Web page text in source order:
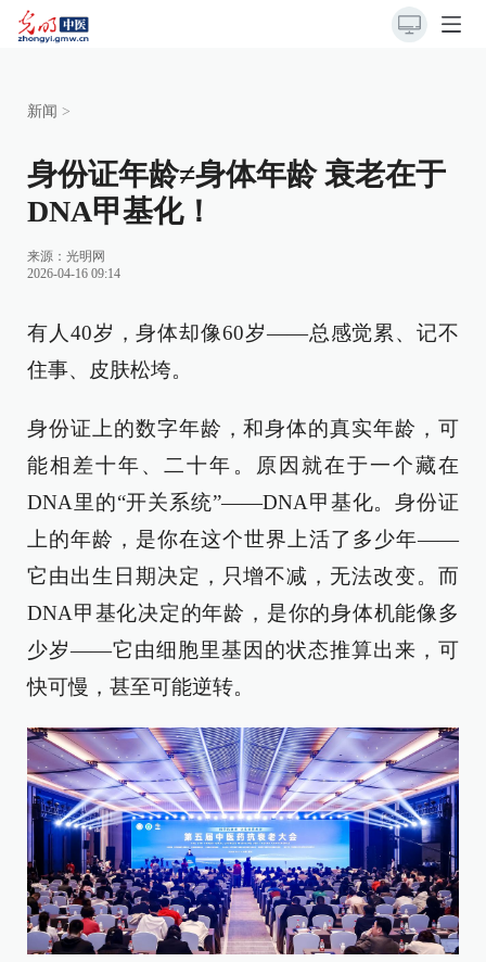
新闻 >
身份证年龄≠身体年龄 衰老在于
DNA甲基化！
来源： 光明网
2026-04-16 09:14
有人40岁，身体却像60岁——总感觉累、记不
住事、皮肤松垮。
身份证上的数字年龄，和身体的真实年龄，可
能相差十年、二十年。原因就在于一个藏在
DNA里的“开关系统”——DNA甲基化。身份证
上的年龄，是你在这个世界上活了多少年——
它由出生日期决定，只增不减，无法改变。而
DNA甲基化决定的年龄，是你的身体机能像多
少岁——它由细胞里基因的状态推算出来，可
快可慢，甚至可能逆转。